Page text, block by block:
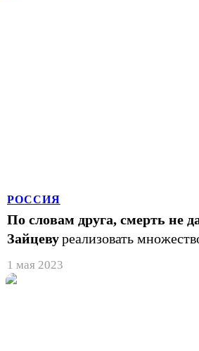
РОССИЯ
По словам друга, смерть не
Зайцевуреализовать
1 мая 2023